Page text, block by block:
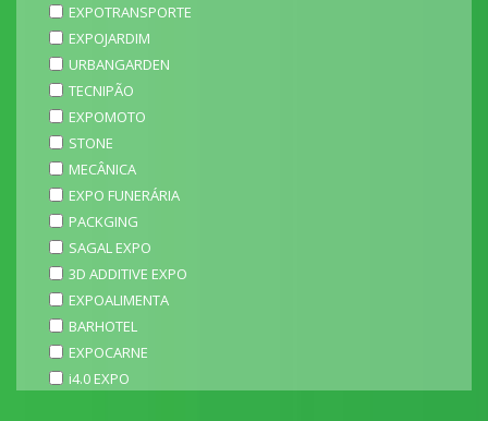
EXPOTRANSPORTE
EXPOJARDIM
URBANGARDEN
TECNIPÃO
EXPOMOTO
STONE
MECÂNICA
EXPO FUNERÁRIA
PACKGING
SAGAL EXPO
3D ADDITIVE EXPO
EXPOALIMENTA
BARHOTEL
EXPOCARNE
i4.0 EXPO